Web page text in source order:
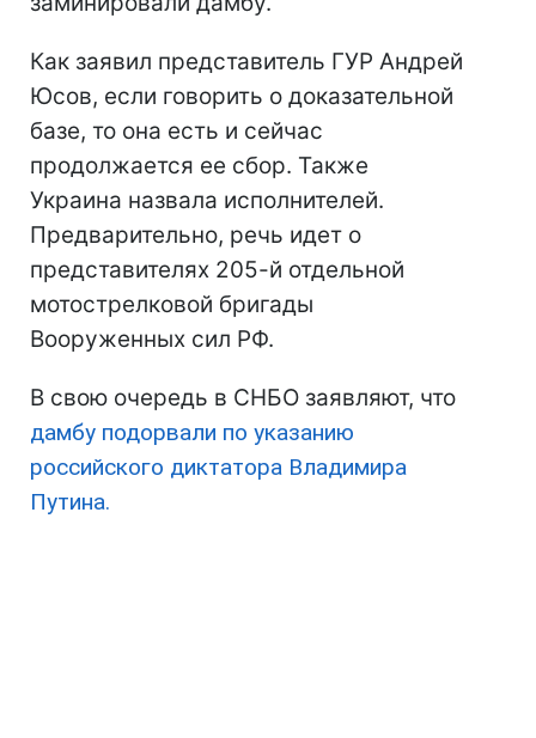
Как заявил представитель ГУР Андрей
Юсов, если говорить о доказательной
базе, то она есть и сейчас
продолжается ее сбор. Также
Украина назвала исполнителей.
Предварительно, речь идет о
представителях 205-й отдельной
мотострелковой бригады
Вооруженных сил РФ.
В свою очередь в СНБО заявляют, что
дамбу подорвали по указанию
российского диктатора Владимира
Путина.